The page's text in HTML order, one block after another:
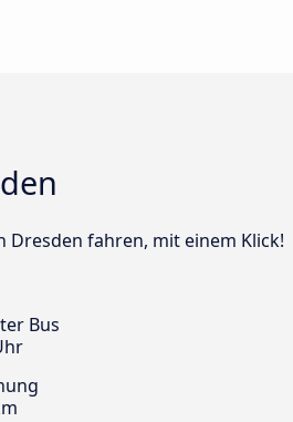
Dresden fahren, mit einem Klick!
Bus